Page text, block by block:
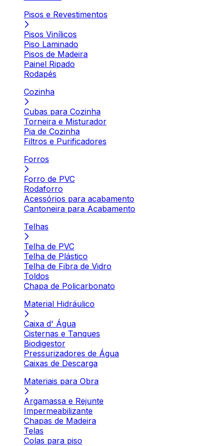
Pisos e Revestimentos
Pisos Vinílicos
Piso Laminado
Pisos de Madeira
Painel Ripado
Rodapés
Cozinha
Cubas para Cozinha
Torneira e Misturador
Pia de Cozinha
Filtros e Purificadores
Forros
Forro de PVC
Rodaforro
Acessórios para acabamento
Cantoneira para Acabamento
Telhas
Telha de PVC
Telha de Plástico
Telha de Fibra de Vidro
Toldos
Chapa de Policarbonato
Material Hidráulico
Caixa d' Água
Cisternas e Tanques
Biodigestor
Pressurizadores de Água
Caixas de Descarga
Materiais para Obra
Argamassa e Rejunte
Impermeabilizante
Chapas de Madeira
Telas
Colas para piso